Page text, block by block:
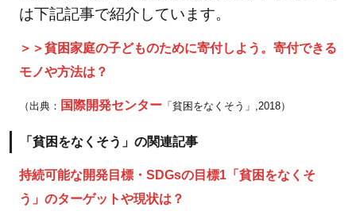
2.11.1
続けら
れるま
ちづく
の関連
2.12
⑫つ
は下記記事で紹介しています。
＞＞貧困家庭の子どものために寄付しよう。寄付できる
モノや方法は？
（出典： 国際開発センター 「貧困をなくそう」,2018）
「貧困をなくそう」の関連記事
持続可能な開発目標・SDGsの目標1「貧困をなくそ
う」のターゲットや現状は？